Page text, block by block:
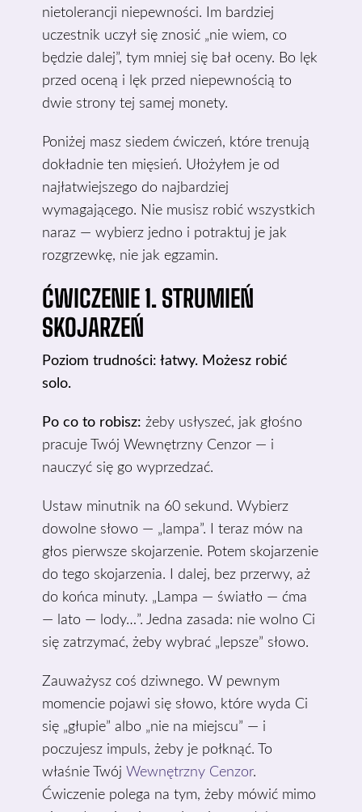
nietolerancji niepewności. Im bardziej
uczestnik uczył się znosić „nie wiem, co
będzie dalej”, tym mniej się bał oceny. Bo lęk
przed oceną i lęk przed niepewnością to
dwie strony tej samej monety.
Poniżej masz siedem ćwiczeń, które trenują
dokładnie ten mięsień. Ułożyłem je od
najłatwiejszego do najbardziej
wymagającego. Nie musisz robić wszystkich
naraz — wybierz jedno i potraktuj je jak
rozgrzewkę, nie jak egzamin.
ĆWICZENIE 1. STRUMIEŃ
SKOJARZEŃ
Poziom trudności: łatwy. Możesz robić
solo.
Po co to robisz: żeby usłyszeć, jak głośno
pracuje Twój Wewnętrzny Cenzor — i
nauczyć się go wyprzedzać.
Ustaw minutnik na 60 sekund. Wybierz
dowolne słowo — „lampa”. I teraz mów na
głos pierwsze skojarzenie. Potem skojarzenie
do tego skojarzenia. I dalej, bez przerwy, aż
do końca minuty. „Lampa — światło — ćma
— lato — lody…”. Jedna zasada: nie wolno Ci
się zatrzymać, żeby wybrać „lepsze” słowo.
Zauważysz coś dziwnego. W pewnym
momencie pojawi się słowo, które wyda Ci
się „głupie” albo „nie na miejscu” — i
poczujesz impuls, żeby je połknąć. To
właśnie Twój Wewnętrzny Cenzor.
Ćwiczenie polega na tym, żeby mówić mimo